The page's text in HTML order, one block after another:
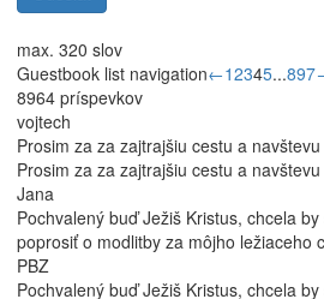
max. 320 slov
Guestbook list navigation←12345...897
8964 príspevkov
vojtech
Prosim za za zajtrajšiu cestu a
Prosim za za zajtrajšiu cestu a
Jana
Pochvalený buď Ježiš Kristus, chcela
poprosiť o modlitby za môjho ležiaceho
PBZ
Pochvalený buď Ježiš Kristus, chcela